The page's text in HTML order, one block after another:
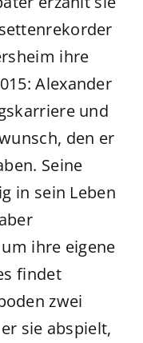
ihre
Alexander
und
den er
Seine
in sein Leben
ihre eigene
findet
zwei
sie abspielt,